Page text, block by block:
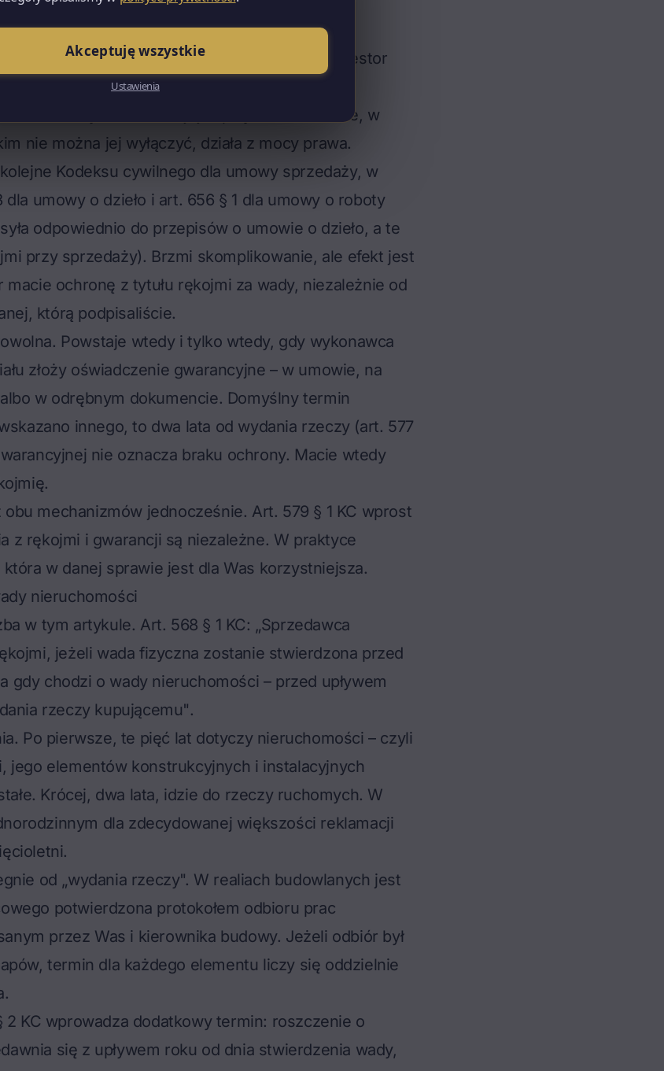
– zasadnicza różnica
mechanizmy. Mieszanie ich powoduje, że inwestor
z ustawy. Nie trzeba jej zapisywać w umowie, w
nie można jej wyłączyć, działa z mocy prawa.
Kodeksu cywilnego dla umowy sprzedaży, w
dla umowy o dzieło i art. 656 § 1 dla umowy o roboty
odpowiednio do przepisów o umowie o dzieło, a te
przy sprzedaży). Brzmi skomplikowanie, ale efekt jest
ochronę z tytułu rękojmi za wady, niezależnie od
, którą podpisaliście.
Powstaje wtedy i tylko wtedy, gdy wykonawca
złoży oświadczenie gwarancyjne – w umowie, na
w odrębnym dokumencie. Domyślny termin
innego, to dwa lata od wydania rzeczy (art. 577
nie oznacza braku ochrony. Macie wtedy
mechanizmów jednocześnie. Art. 579 § 1 KC wprost
z rękojmi i gwarancji są niezależne. W praktyce
w danej sprawie jest dla Was korzystniejsza.
nieruchomości
w tym artykule. Art. 568 § 1 KC: „Sprzedawca
jeżeli wada fizyczna zostanie stwierdzona przed
gdy chodzi o wady nieruchomości – przed upływem
rzeczy kupującemu".
Po pierwsze, te pięć lat dotyczy nieruchomości – czyli
jego elementów konstrukcyjnych i instalacyjnych
Krócej, dwa lata, idzie do rzeczy ruchomych. W
dla zdecydowanej większości reklamacji
od „wydania rzeczy". W realiach budowlanych jest
potwierdzona protokołem odbioru prac
przez Was i kierownika budowy. Jeżeli odbiór był
termin dla każdego elementu liczy się oddzielnie
2 KC wprowadza dodatkowy termin: roszczenie o
się z upływem roku od dnia stwierdzenia wady,
Akceptuję wszystkie
Ustawienia